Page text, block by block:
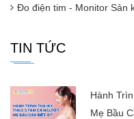
Đo điện tim - Monitor Sản
TIN TỨC
Hành
Mẹ Bầu